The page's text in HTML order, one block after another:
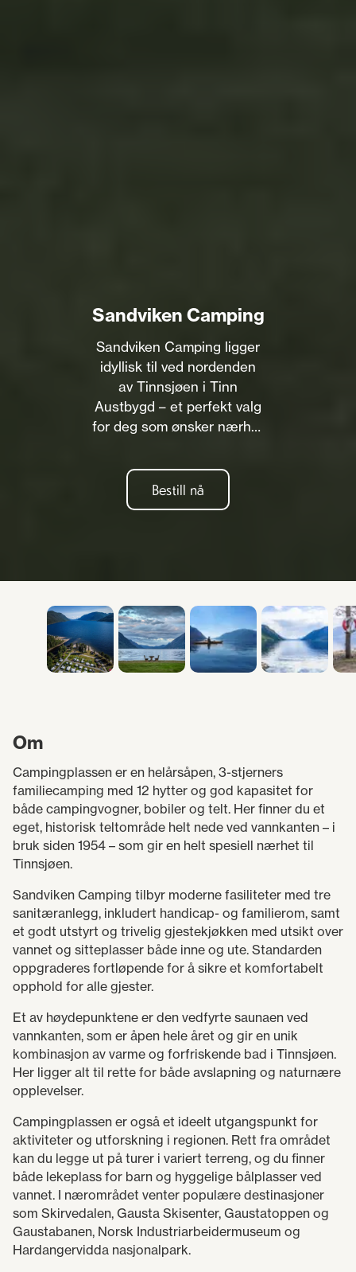
Sandviken Camping
Sandviken Camping ligger
idyllisk til ved nordenden
av Tinnsjøen i Tinn
Austbygd – et perfekt valg
for deg som ønsker nærhet
opplevelser året rundt.
Bestill nå
Om
Campingplassen er en helårsåpen, 3-stjerners
familiecamping med 12 hytter og god kapasitet for
både campingvogner, bobiler og telt. Her finner du et
eget, historisk teltområde helt nede ved vannkanten – i
bruk siden 1954 – som gir en helt spesiell nærhet til
Tinnsjøen.
Sandviken Camping tilbyr moderne fasiliteter med tre
sanitæranlegg, inkludert handicap- og familierom, samt
et godt utstyrt og trivelig gjestekjøkken med utsikt over
vannet og sitteplasser både inne og ute. Standarden
oppgraderes fortløpende for å sikre et komfortabelt
opphold for alle gjester.
Et av høydepunktene er den vedfyrte saunaen ved
vannkanten, som er åpen hele året og gir en unik
kombinasjon av varme og forfriskende bad i Tinnsjøen.
Her ligger alt til rette for både avslapning og naturnære
opplevelser.
Campingplassen er også et ideelt utgangspunkt for
aktiviteter og utforskning i regionen. Rett fra området
kan du legge ut på turer i variert terreng, og du finner
både lekeplass for barn og hyggelige bålplasser ved
vannet. I nærområdet venter populære destinasjoner
som Skirvedalen, Gausta Skisenter, Gaustatoppen og
Gaustabanen, Norsk Industriarbeidermuseum og
Hardangervidda nasjonalpark.